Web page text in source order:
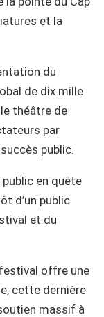
et la
du
de dix mille
théâtre de
par
public.
public en quête
d’un public
et du
festival offre une
cette dernière
massif à